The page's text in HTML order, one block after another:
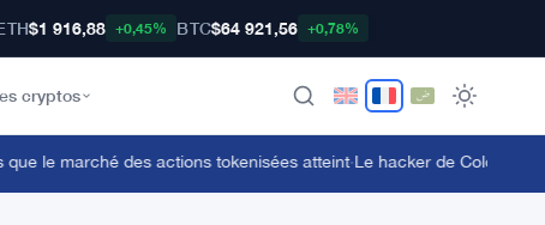
$1 916,88 +0,45% BTC$64 921,56 +0,78%
cryptos
le marché des actions tokenisées atteint·Le hacker de Coldcard